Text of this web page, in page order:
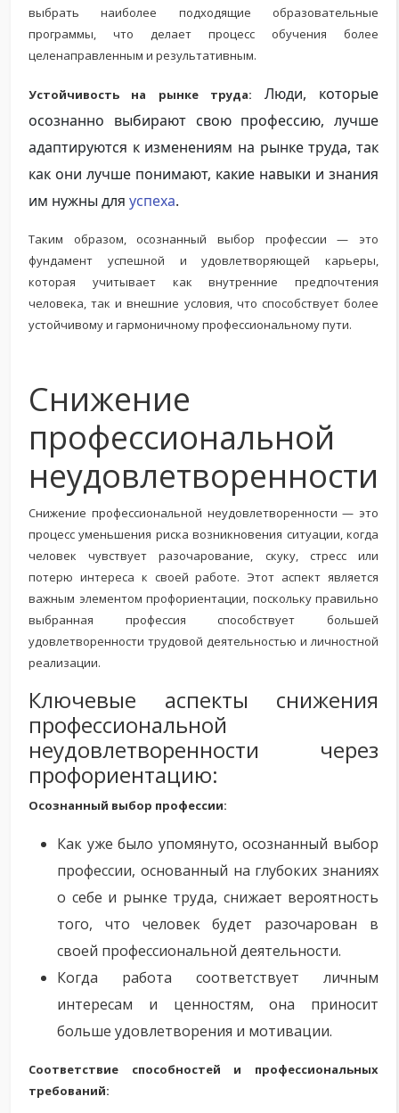
выбрать наиболее подходящие образовательные
программы, что делает процесс обучения более
целенаправленным и результативным.
Устойчивость на рынке труда: Люди, которые
осознанно выбирают свою профессию, лучше
адаптируются к изменениям на рынке труда, так
как они лучше понимают, какие навыки и знания
им нужны для успеха.
Таким образом, осознанный выбор профессии — это
фундамент успешной и удовлетворяющей карьеры,
которая учитывает как внутренние предпочтения
человека, так и внешние условия, что способствует более
устойчивому и гармоничному профессиональному пути.
Снижение
профессиональной
неудовлетворенности
Снижение профессиональной неудовлетворенности — это
процесс уменьшения риска возникновения ситуации, когда
человек чувствует разочарование, скуку, стресс или
потерю интереса к своей работе. Этот аспект является
важным элементом профориентации, поскольку правильно
выбранная профессия способствует большей
удовлетворенности трудовой деятельностью и личностной
реализации.
Ключевые аспекты снижения
профессиональной
неудовлетворенности через
профориентацию:
Осознанный выбор профессии:
Как уже было упомянуто, осознанный выбор
профессии, основанный на глубоких знаниях
о себе и рынке труда, снижает вероятность
того, что человек будет разочарован в
своей профессиональной деятельности.
Когда работа соответствует личным
интересам и ценностям, она приносит
больше удовлетворения и мотивации.
Соответствие способностей и профессиональных
требований: